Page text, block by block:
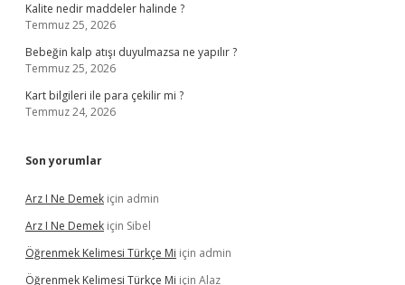
Kalite nedir maddeler halinde ?
Temmuz 25, 2026
Bebeğin kalp atışı duyulmazsa ne yapılır ?
Temmuz 25, 2026
Kart bilgileri ile para çekilir mi ?
Temmuz 24, 2026
Son yorumlar
Arz I Ne Demek için admin
Arz I Ne Demek için Sibel
Öğrenmek Kelimesi Türkçe Mi için admin
Öğrenmek Kelimesi Türkçe Mi için Alaz